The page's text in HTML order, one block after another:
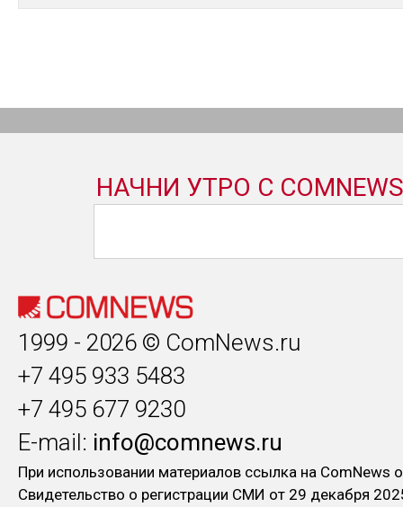
1999 - 2026 © ComNews.ru
+7 495 933 5483
+7 495 677 9230
E-mail: info@comnews.ru
При использовании материалов ссылка на ComNews
Свидетельство о регистрации СМИ от 29 декабря